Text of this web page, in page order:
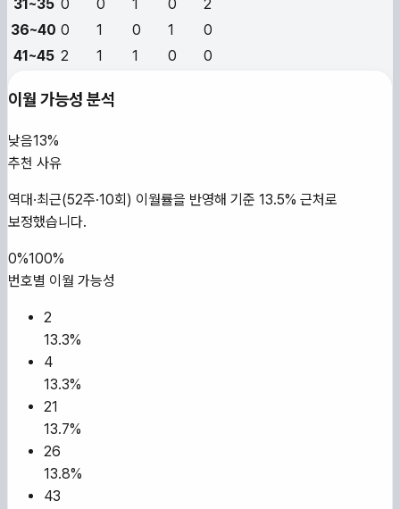
31~35 0 0 1 0
2
36~40 0 1 0 1
0
41~45 2 1 1 0 0
이월 가능성 분석
낮음13%
추천 사유
역대·최근(52주·10회) 이월률을 반영해 기준 13.5% 근처로
보정했습니다.
0%100%
번호별 이월 가능성
2
13.3%
4
13.3%
21
13.7%
26
13.8%
43